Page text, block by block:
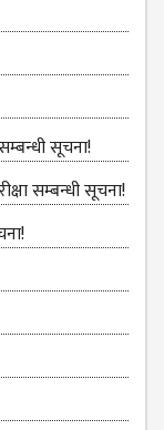
सूचना!
सम्बन्‍धी सूचना!